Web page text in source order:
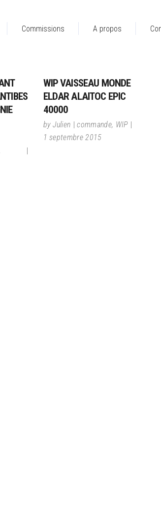
Commissions A propos
WIP VAISSEAU MONDE
ELDAR ALAITOC EPIC
40000
byJulien commande, WIP
1 septembre 2015